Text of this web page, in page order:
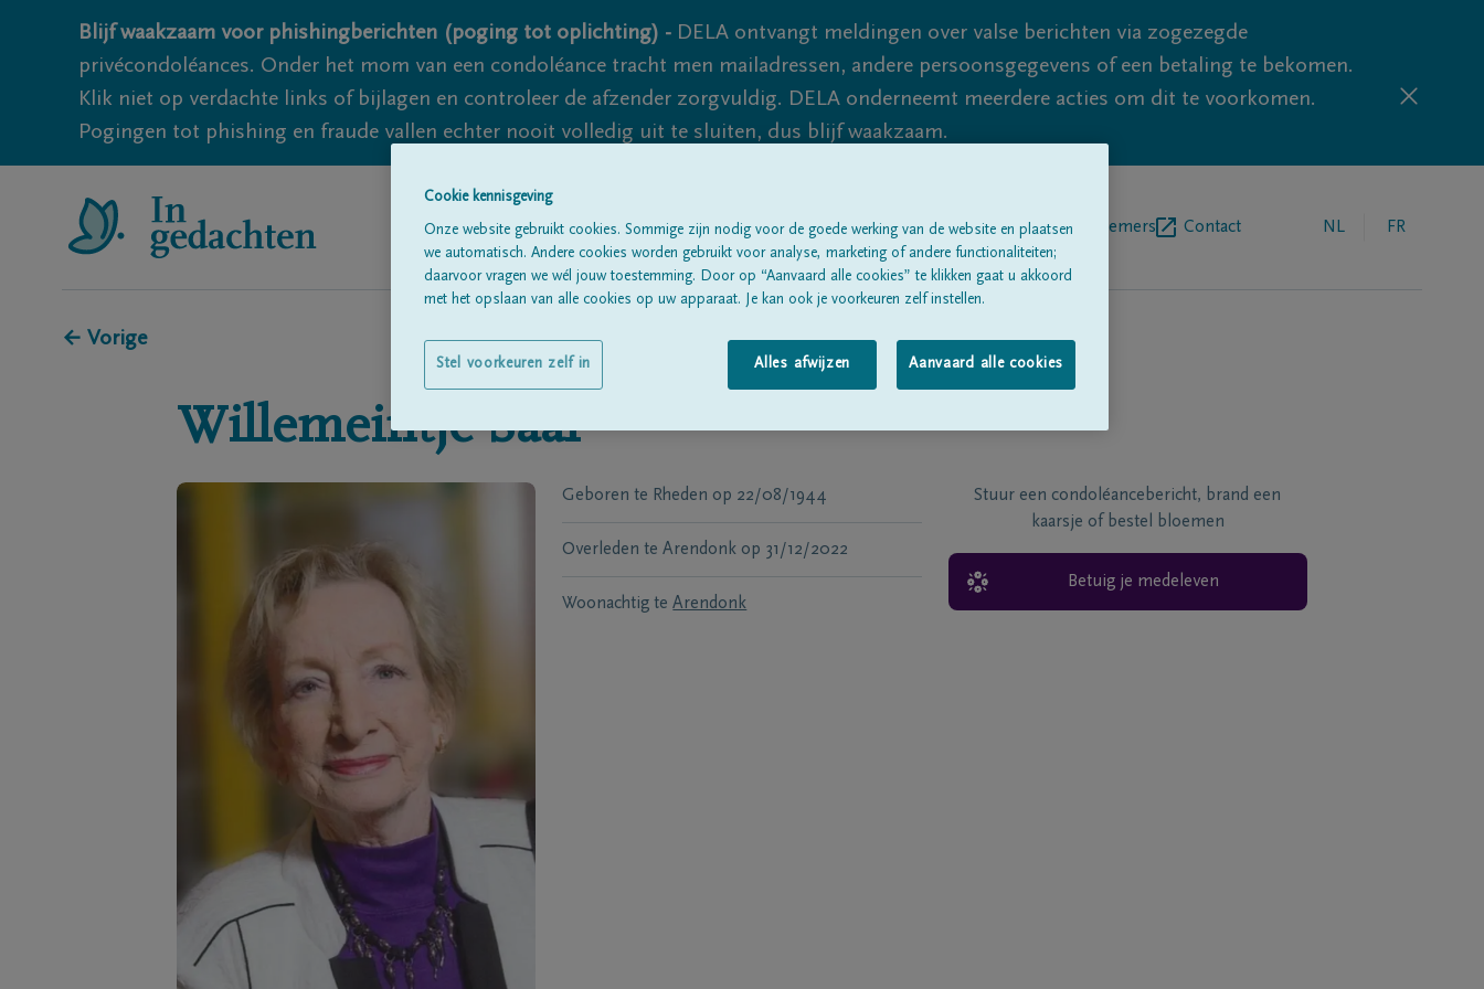
Blijf waakzaam voor phishingberichten (poging tot oplichting) - DELA ontvangt meldingen over valse berichten via zogezegde
privécondoléances. Onder het mom van een condoléance tracht men mailadressen, andere persoonsgegevens of een betaling te bekomen.
Klik niet op verdachte links of bijlagen en controleer de afzender zorgvuldig. DELA onderneemt meerdere acties om dit te voorkomen.
Pogingen tot phishing en fraude vallen echter nooit volledig uit te sluiten, dus blijf waakzaam.
Alle rouwberichtenOver onsBegrafenisondernemers Contact NL FR
← Vorige
Willemeintje Saaf
Geboren te Rheden op 22/08/1944
Overleden te Arendonk op 31/12/2022
Woonachtig te Arendonk
Stuur een condoléancebericht, brand een
kaarsje of bestel bloemen
Betuig je medeleven
Cookie kennisgeving
Onze website gebruikt cookies. Sommige zijn nodig voor de goede werking van de website en plaatsen
we automatisch. Andere cookies worden gebruikt voor analyse, marketing of andere functionaliteiten;
daarvoor vragen we wél jouw toestemming. Door op “Aanvaard alle cookies” te klikken gaat u akkoord
met het opslaan van alle cookies op uw apparaat. Je kan ook je voorkeuren zelf instellen.
Alles afwijzen Aanvaard alle cookies
Stel voorkeuren zelf in